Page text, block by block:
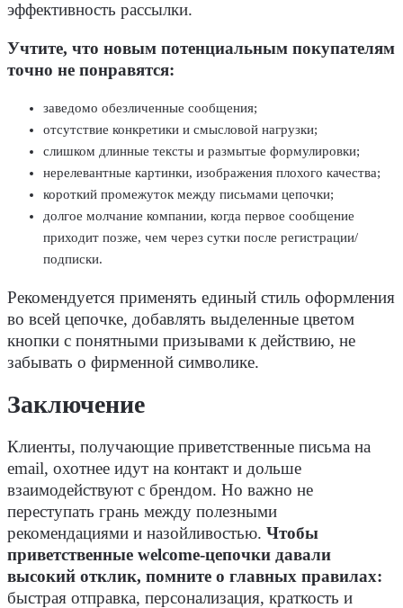
эффективность рассылки.
Учтите, что новым потенциальным покупателям
точно не понравятся:
заведомо обезличенные сообщения;
отсутствие конкретики и смысловой нагрузки;
слишком длинные тексты и размытые формулировки;
нерелевантные картинки, изображения плохого качества;
короткий промежуток между письмами цепочки;
долгое молчание компании, когда первое сообщение
приходит позже, чем через сутки после регистрации/
подписки.
Рекомендуется применять единый стиль оформления
во всей цепочке, добавлять выделенные цветом
кнопки с понятными призывами к действию, не
забывать о фирменной символике.
Заключение
Клиенты, получающие приветственные письма на
email, охотнее идут на контакт и дольше
взаимодействуют с брендом. Но важно не
переступать грань между полезными
рекомендациями и назойливостью. Чтобы
приветственные welcome-цепочки давали
высокий отклик, помните о главных правилах:
быстрая отправка, персонализация, краткость и